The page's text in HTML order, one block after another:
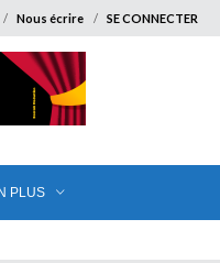
Nous écrire SE CONNECTER
PLUS